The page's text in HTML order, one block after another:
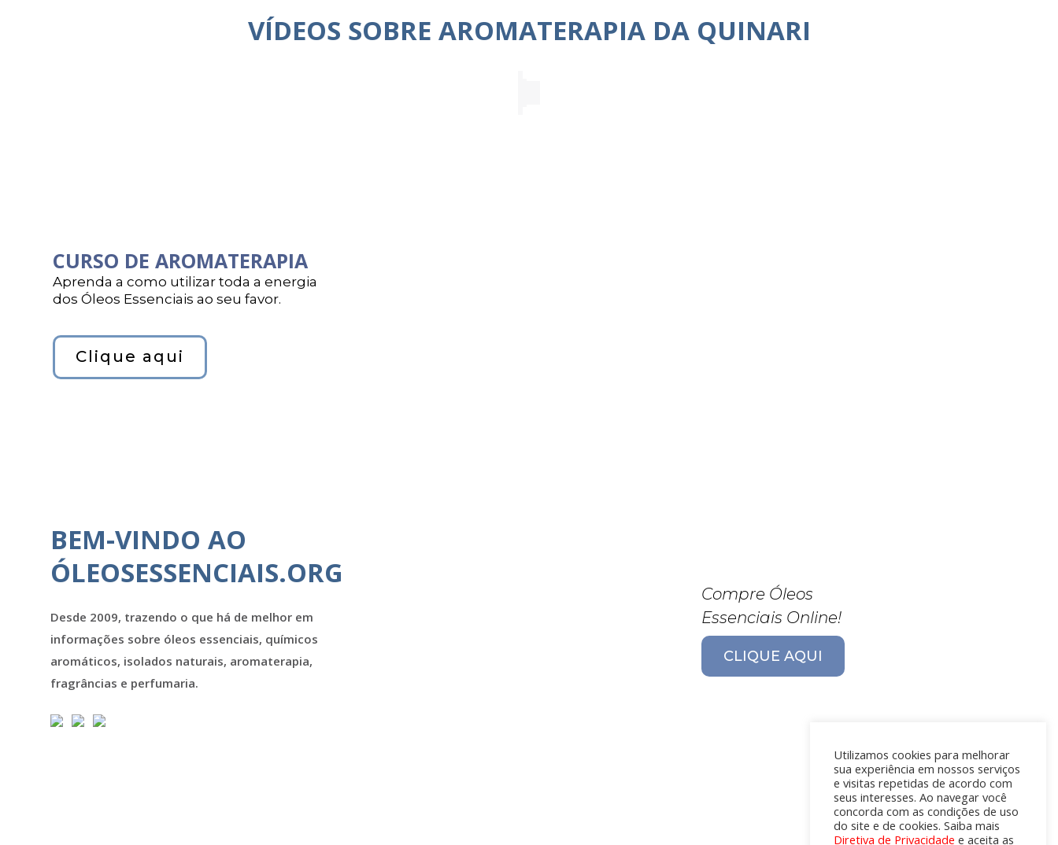
VÍDEOS SOBRE AROMATERAPIA DA QUINARI
CURSO DE AROMATERAPIA
Aprenda a como utilizar toda a energia
dos Óleos Essenciais ao seu favor.
Clique aqui
BEM-VINDO AO
ÓLEOSESSENCIAIS.ORG
Desde 2009, trazendo o que há de melhor em
informações sobre óleos essenciais, químicos
aromáticos, isolados naturais, aromaterapia,
fragrâncias e perfumaria.
Compre Óleos
Essenciais Online!
CLIQUE AQUI
Utilizamos cookies para melhorar
sua experiência em nossos serviços
e visitas repetidas de acordo com
seus interesses. Ao navegar você
concorda com as condições de uso
do site e de cookies. Saiba mais
Diretiva de Privacidade e aceita as